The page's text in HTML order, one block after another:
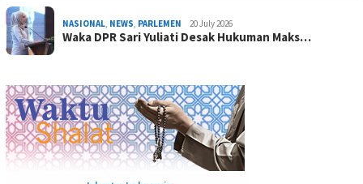
NASIONAL NEWS PARLEMEN 20 July 2026
Waka DPR Sari Yuliati Desak Hukuman Maks…